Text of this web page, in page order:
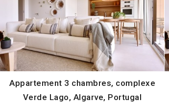
Appartement 3 chambres, complexe
Verde Lago, Algarve, Portugal